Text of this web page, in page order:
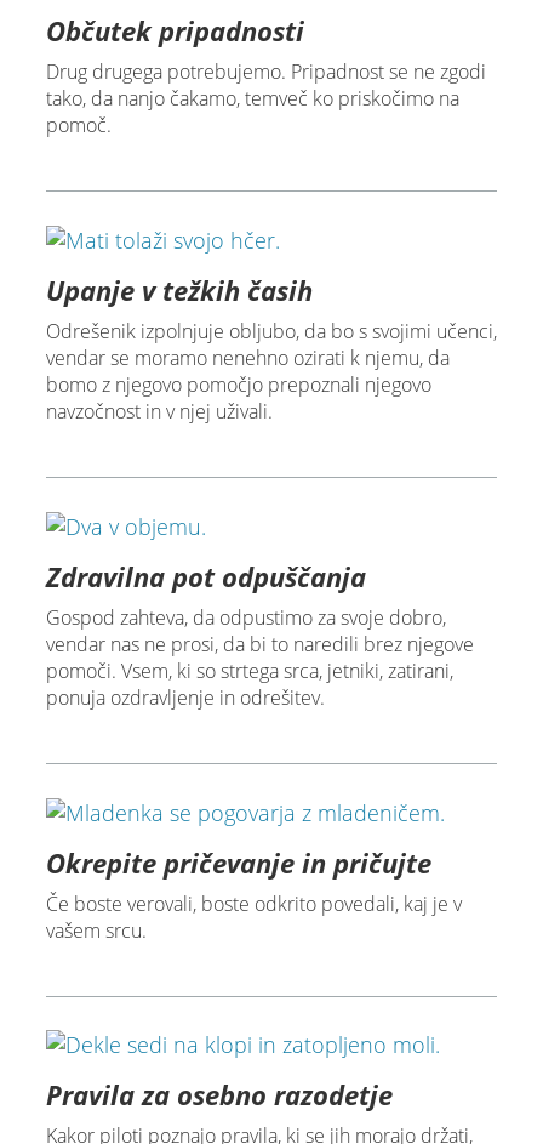
Občutek pripadnosti
Drug drugega potrebujemo. Pripadnost se ne zgodi
tako, da nanjo čakamo, temveč ko priskočimo na
pomoč.
Upanje v težkih časih
Odrešenik izpolnjuje obljubo, da bo s svojimi učenci,
vendar se moramo nenehno ozirati k njemu, da
bomo z njegovo pomočjo prepoznali njegovo
navzočnost in v njej uživali.
Zdravilna pot odpuščanja
Gospod zahteva, da odpustimo za svoje dobro,
vendar nas ne prosi, da bi to naredili brez njegove
pomoči. Vsem, ki so strtega srca, jetniki, zatirani,
ponuja ozdravljenje in odrešitev.
Okrepite pričevanje in pričujte
Če boste verovali, boste odkrito povedali, kaj je v
vašem srcu.
Pravila za osebno razodetje
Kakor piloti poznajo pravila, ki se jih morajo držati,